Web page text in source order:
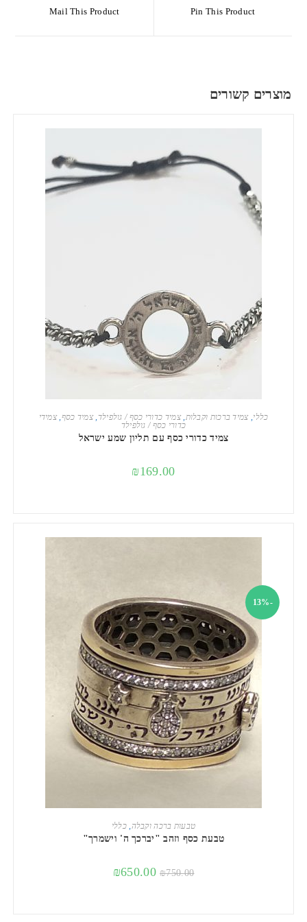
Pin This Product
Mail This Product
מוצרים קשורים
הוספה לסל כללי,צמיד ברכות וקבלות,צמיד כדורי כסף / גולפילד,צמיד כסף,צמידי
כדורי כסף / גולפילד
צמיד כדורי כסף עם תליון שמע ישראל
₪169.00
-13%
הוספה לסל
טבעות ברכה וקבלה,כללי
טבעת כסף וזהב "יברכך ה' וישמרך"
₪750.00
₪650.00